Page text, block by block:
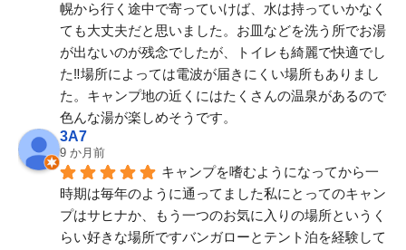
幌から行く途中で寄っていけば、水は持っていかなく
ても大丈夫だと思いました。お皿などを洗う所でお湯
が出ないのが残念でしたが、トイレも綺麗で快適でし
た‼️場所によっては電波が届きにくい場所もありまし
た。キャンプ地の近くにはたくさんの温泉があるので
色んな湯が楽しめそうです。
3A7
9 か月前
キャンプを嗜むようになってから一
時期は毎年のように通ってました私にとってのキャン
プはサヒナか、もう一つのお気に入りの場所というく
らい好きな場所ですバンガローとテント泊を経験して